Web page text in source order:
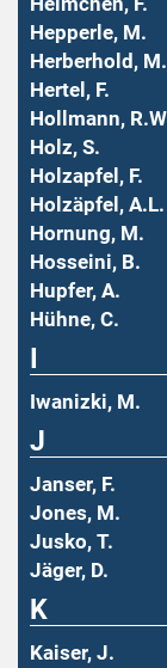
Hepperle, M.
Herberhold, M.
Hertel, F.
Hollmann,
Holz, S.
Holzapfel, F.
Holzäpfel, A.L.
Hornung, M.
Hosseini, B.
Hupfer, A.
Hühne, C.
Iwanizki, M.
J
Janser, F.
Jones, M.
Jusko, T.
Jäger, D.
K
Kaiser, J.